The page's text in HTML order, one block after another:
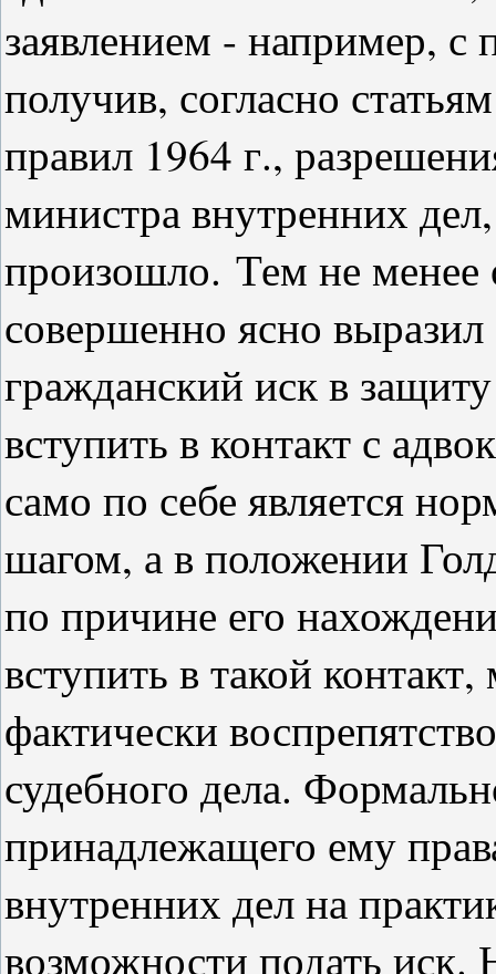
заявлением - например,
получив, согласно
правил 1964 г.,
министра внутренних
произошло. Тем не менее
совершенно ясно
гражданский иск в
вступить в контакт с
само по себе является
шагом, а в положении
по причине его
вступить в такой
фактически
судебного дела.
принадлежащего ему
внутренних дел на
возможности подать иск.